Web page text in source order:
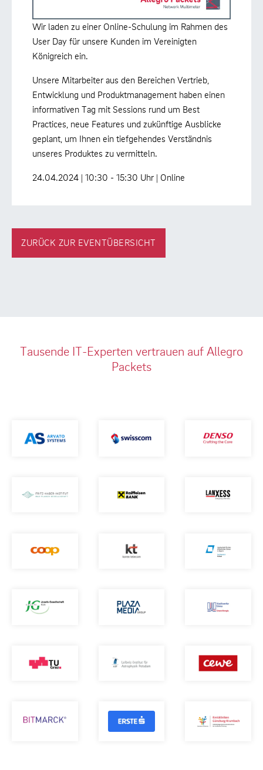
Wir laden zu einer Online-Schulung im Rahmen des
User Day für unsere Kunden im Vereinigten
Königreich ein.
Unsere Mitarbeiter aus den Bereichen Vertrieb,
Entwicklung und Produktmanagement haben einen
informativen Tag mit Sessions rund um Best
Practices, neue Features und zukünftige Ausblicke
geplant, um Ihnen ein tiefgehendes Verständnis
unseres Produktes zu vermitteln.
24.04.2024 | 10:30 - 15:30 Uhr | Online
ZURÜCK ZUR EVENTÜBERSICHT
Tausende IT-Experten vertrauen auf Allegro
Packets